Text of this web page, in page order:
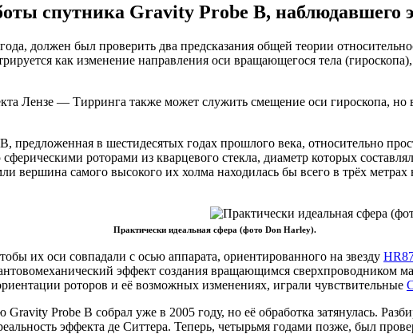
спутника Gravity Probe B,
должен был проверить два предсказания общей теории
как изменение направления оси вращающегося тела
Лензе — Тирринга также может служить смещение оси гироскопа, но
предложенная в шестидесятых годах прошлого века, относительно
роторами из кварцевого стекла, диаметр которых
вершина самого высокого их холма находилась бы всего в трёх
Практически идеальная сфера (фото Don Harley).
их оси совпадали с осью аппарата, ориентированного на звезду
эффект создания вращающимся сверхпроводником
роторов и её возможных изменениях, играли чувствительные
Probe B собрал уже в 2005 году, но её обработка затянулась.
эффекта де Ситтера. Теперь, четырьмя годами позже, был